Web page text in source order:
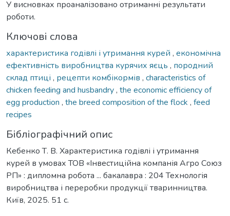
У висновках проаналізовано отриманні результати
роботи.
Ключові слова
характеристика годівлі і утримання курей , економічна
ефективність виробництва курячих яєць , породний
склад птиці , рецепти комбікормів , characteristics of
chicken feeding and husbandry, the economic efficiency of
egg production , the breed composition of the flock , feed
recipes
Бібліографічний опис
Кебенко Т. В. Характеристика годівлі і утримання
курей в умовах ТОВ «Інвестиційна компанія Агро Союз
РП» : дипломна робота ... бакалавра : 204 Технологія
виробництва і переробки продукції тваринництва.
Київ, 2025. 51 с.